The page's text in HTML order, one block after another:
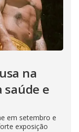
na
saúde e
em setembro e
exposição